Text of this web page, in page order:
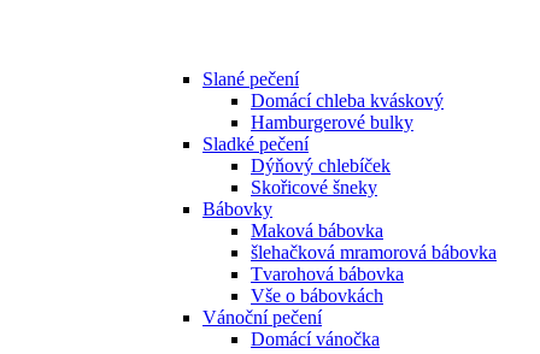
Slané pečení
Domácí chleba kváskový
Hamburgerové bulky
Sladké pečení
Dýňový chlebíček
Skořicové šneky
Bábovky
Maková bábovka
šlehačková mramorová bábovka
Tvarohová bábovka
Vše o bábovkách
Vánoční pečení
Domácí vánočka